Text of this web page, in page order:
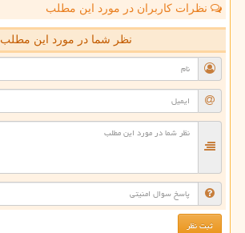
نظرات کاربران در مورد این مطلب
نظر شما در مورد این مطلب